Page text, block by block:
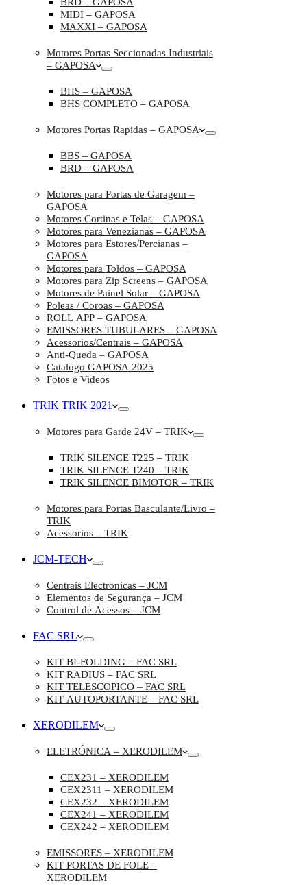
MIDI – GAPOSA
MAXXI – GAPOSA
Motores Portas Seccionadas Industriais
– GAPOSA
BHS – GAPOSA
BHS COMPLETO – GAPOSA
Motores Portas Rapidas – GAPOSA
BBS – GAPOSA
BRD – GAPOSA
Motores para Portas de Garagem –
GAPOSA
Motores Cortinas e Telas – GAPOSA
Motores para Venezianas – GAPOSA
Motores para Estores/Percianas –
GAPOSA
Motores para Toldos – GAPOSA
Motores para Zip Screens – GAPOSA
Motores de Painel Solar – GAPOSA
Poleas / Coroas – GAPOSA
ROLL APP – GAPOSA
EMISSORES TUBULARES – GAPOSA
Acessorios/Centrais – GAPOSA
Anti-Queda – GAPOSA
Catalogo GAPOSA 2025
Fotos e Videos
TRIK TRIK 2021
Motores para Garde 24V – TRIK
TRIK SILENCE T225 – TRIK
TRIK SILENCE T240 – TRIK
TRIK SILENCE BIMOTOR – TRIK
Motores para Portas Basculante/Livro –
TRIK
Acessorios – TRIK
JCM-TECH
Centrais Electronicas – JCM
Elementos de Segurança – JCM
Control de Acessos – JCM
FAC SRL
KIT BI-FOLDING – FAC SRL
KIT RADIUS – FAC SRL
KIT TELESCOPICO – FAC SRL
KIT AUTOPORTANTE – FAC SRL
XERODILEM
ELETRÓNICA – XERODILEM
CEX231 – XERODILEM
CEX2311 – XERODILEM
CEX232 – XERODILEM
CEX241 – XERODILEM
CEX242 – XERODILEM
EMISSORES – XERODILEM
KIT PORTAS DE FOLE –
XERODILEM